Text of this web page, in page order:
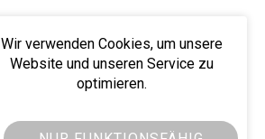
Wir verwenden Cookies, um unsere
Website und unseren Service zu
optimieren.